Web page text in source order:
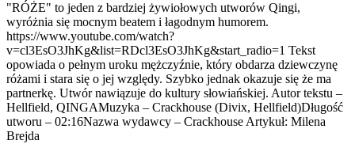
"RÓŻE" to jeden z bardziej żywiołowych utworów Qingi,
wyróżnia się mocnym beatem i łagodnym humorem.
https://www.youtube.com/watch?
v=cl3EsO3JhKg&list=RDcl3EsO3JhKg&start_radio=1 Tekst
opowiada o pełnym uroku mężczyźnie, który obdarza dziewczynę
różami i stara się o jej względy. Szybko jednak okazuje się że ma
partnerkę. Utwór nawiązuje do kultury słowiańskiej. Autor tekstu –
Hellfield, QINGAMuzyka – Crackhouse (Divix, Hellfield)Długość
utworu – 02:16Nazwa wydawcy – Crackhouse Artykuł: Milena
Brejda